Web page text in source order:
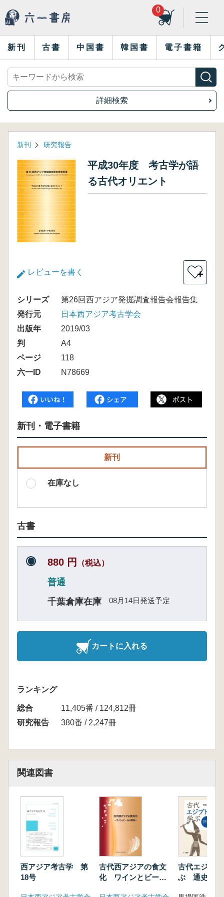
0
新刊 古書 中国書 韓国書 電子書籍
詳細検索
新刊 研究報告
平成30年度 考古学が語
る古代オリエント
レビューを書く ＋
シリーズ
第26回西アジア発掘調査報告会報告集
発行元
日本西アジア考古学会
出版年
2019/03
判
A4
ページ
118
六一ID
N78669
新刊・電子書籍
新刊
在庫なし
古書
880 円 （税込）
普通
千葉倉庫在庫
08月14日発送予定
カートに入れる
ランキング
総合
11,405番 / 124,812冊
研究報告
380番 / 2,247冊
関連図書
西アジア考古学 第
18号
古代西アジアの食文
化 ワインとビール
古代エジプ
ぶ 通史と10